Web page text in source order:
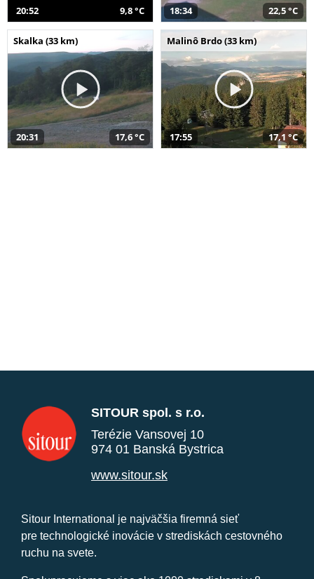
20:52 9,8 °C 18:34 22,5 °C
Skalka (33 km)
20:31 17,6 °C
Malinô Brdo (33 km)
17:55 17,1 °C
SITOUR spol. s r.o.
Terézie Vansovej 10
974 01 Banská Bystrica
www.sitour.sk
Sitour International je najväčšia firemná sieť
pre technologické inovácie v strediskách cestovného
ruchu na svete.